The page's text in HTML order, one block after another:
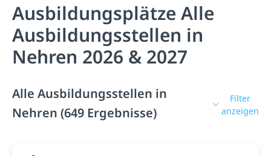
Ausbildungsplätze Alle
Ausbildungsstellen in
Nehren 2026 & 2027
Alle Ausbildungsstellen in
Nehren (649 Ergebnisse)
Filter
anzeigen